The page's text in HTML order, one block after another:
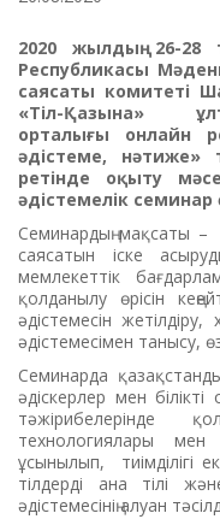
2020 жылдың 26-28
Республикасы
саясаты комитеті
«Тіл-Қазына»
орталығы онлайн
әдістеме, нәтиже»
ретінде оқыту
әдістемелік семинар
Семинардың мақсаты –
саясатын іске
мемлекеттік
қолданылу өрісін
әдістемесін жетілдіру,
әдістемесімен танысу,
Семинарда
әдіскерлер мен
технологиялары мен
ұсынылып, тиімділігі
тілдерді ана тілі
әдістемесінің алуан